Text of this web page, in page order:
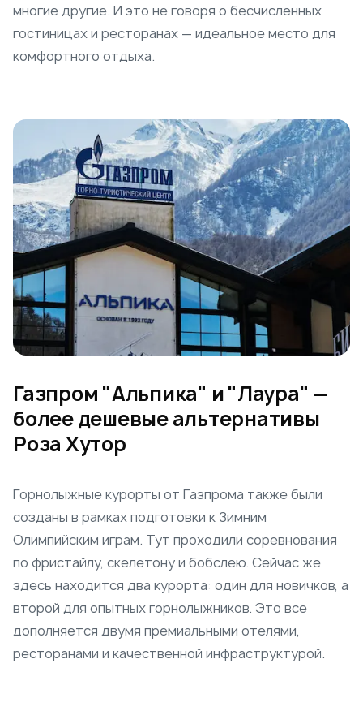
многие другие. И это не говоря о бесчисленных
гостиницах и ресторанах — идеальное место для
комфортного отдыха.
Газпром "Альпика" и "Лаура" —
более дешевые альтернативы
Роза Хутор
Горнолыжные курорты от Газпрома также были
созданы в рамках подготовки к Зимним
Олимпийским играм. Тут проходили соревнования
по фристайлу, скелетону и бобслею. Сейчас же
здесь находится два курорта: один для новичков, а
второй для опытных горнолыжников. Это все
дополняется двумя премиальными отелями,
ресторанами и качественной инфраструктурой.